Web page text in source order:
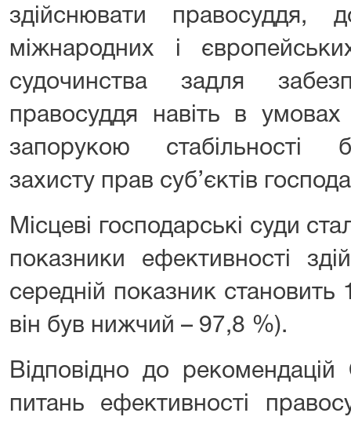
здійснювати правосуддя,
міжнародних і
судочинства задля
правосуддя навіть в
запорукою стабільності
захисту прав суб’єктів
Місцеві господарські суди
показники ефективності
середній показник
він був нижчий – 97,8 %).
Відповідно до рекомендацій
питань ефективності